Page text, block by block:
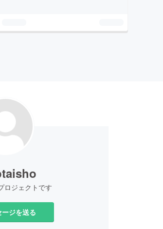
ロジェクトです
ージを送る